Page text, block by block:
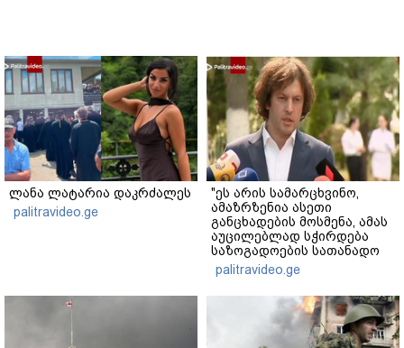
ლანა ლატარია დაკრძალეს
palitravideo.ge
"ეს არის სამარცხვინო,
ამაზრზენია ასეთი
განცხადების მოსმენა, ამას
აუცილებლად სჭირდება
საზოგადოების სათანადო
რეაქცია" - ირაკლი
კობახიძე
palitravideo.ge